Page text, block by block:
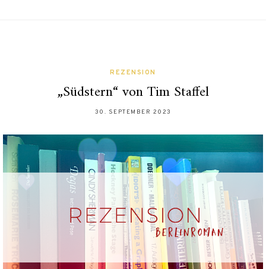
REZENSION
„Südstern“ von Tim Staffel
30. SEPTEMBER 2023